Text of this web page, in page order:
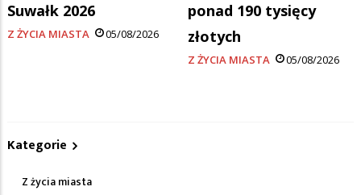
Suwałk 2026
Z ŻYCIA MIASTA 05/08/2026
ponad 190 tysięcy
złotych
Z ŻYCIA MIASTA 05/08/2026
Kategorie
Z życia miasta